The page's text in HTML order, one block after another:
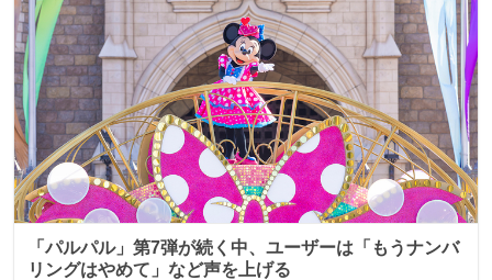
「パルパル」第7弾が続く中、ユーザーは「もうナンバ
リングはやめて」など声を上げる